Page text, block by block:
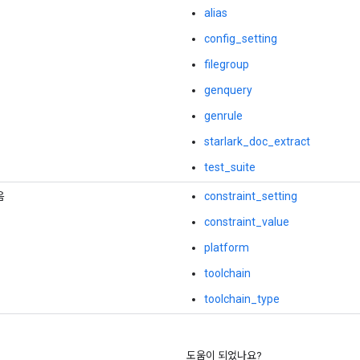
alias
config_setting
filegroup
genquery
genrule
starlark_doc_extract
test_suite
constraint_setting
constraint_value
platform
toolchain
toolchain_type
도움이 되었나요?